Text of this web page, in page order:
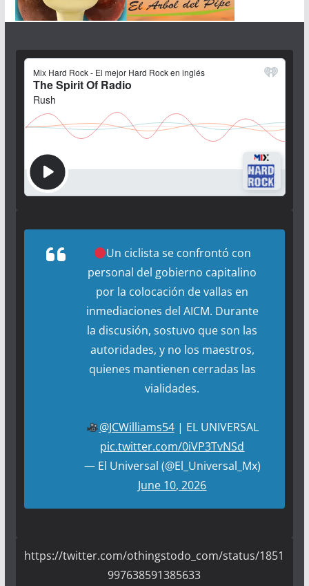
Un ciclista se confrontó con
personal del gobierno capitalino
por la colocación de vallas en
inmediaciones del AICM. Durante
la discusión, sostuvo que son las
autoridades, y no los maestros,
quienes mantienen cerradas las
vialidades.
@JCWilliams54| EL UNIVERSAL
pic.twitter.com/0iVP3TvNSd
— El Universal (@El_Universal_Mx)
June 10, 2026
https://twitter.com/othingstodo_com/status/1851
997638591385633